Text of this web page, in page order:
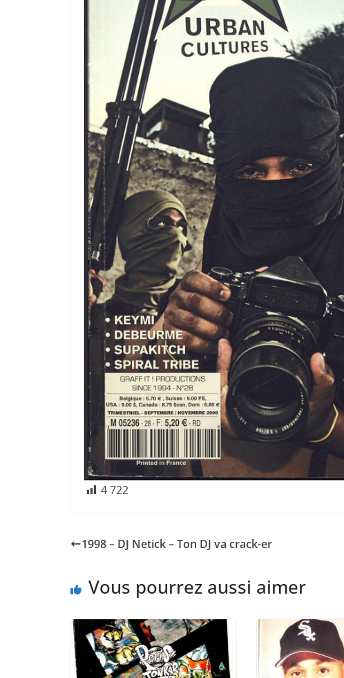
4 722
1998 – DJ Netick – Ton DJ va crack-er
Vous pourrez aussi aimer